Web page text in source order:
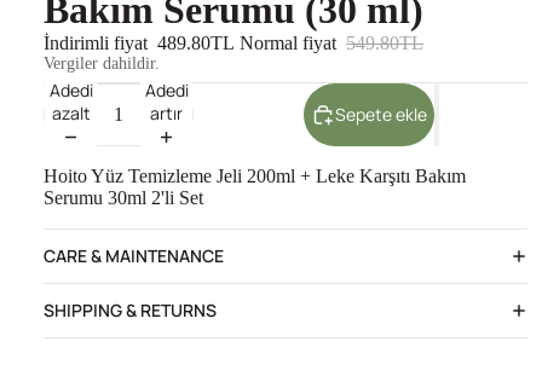
Bakım Serumu (30 ml)
İndirimli fiyat 489.80TL Normal fiyat 549.80TL
Vergiler dahildir.
Adedi
azalt
Adedi
artır
Sepete ekle
Hoito Yüz Temizleme Jeli 200ml + Leke Karşıtı Bakım
Serumu 30ml 2'li Set
CARE & MAINTENANCE
SHIPPING & RETURNS